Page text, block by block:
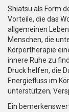
Shiatsu als Form
Vorteile, die das
allgemeinen
Menschen, die
Körpertherapie
innere Ruhe zu
Druck helfen, die
Energiefluss im
unterstützen,
Ein